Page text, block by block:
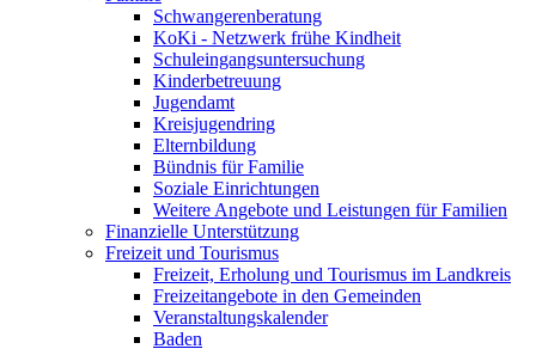
Schwangerenberatung
KoKi - Netzwerk frühe Kindheit
Schuleingangsuntersuchung
Kinderbetreuung
Jugendamt
Kreisjugendring
Elternbildung
Bündnis für Familie
Soziale Einrichtungen
Weitere Angebote und Leistungen für Familien
Finanzielle Unterstützung
Freizeit und Tourismus
Freizeit, Erholung und Tourismus im Landkreis
Freizeitangebote in den Gemeinden
Veranstaltungskalender
Baden